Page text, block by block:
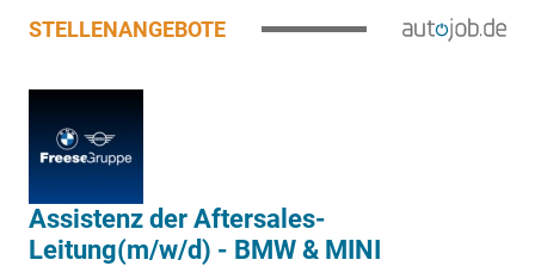
STELLENANGEBOTE
Assistenz der Aftersales-
Leitung(m/w/d) - BMW & MINI